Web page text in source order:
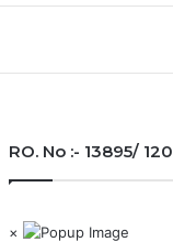
RO. No :- 13895/ 120
×